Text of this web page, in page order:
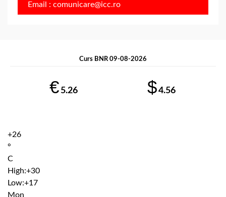
Email : comunicare@icc.ro
Curs BNR 09-08-2026
€ 5.26 $4.56
+26
°
C
High:+30
Low:+17
Mon